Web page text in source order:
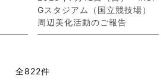
Gスタジアム（国立競技場）
周辺美化活動のご報告
全822件